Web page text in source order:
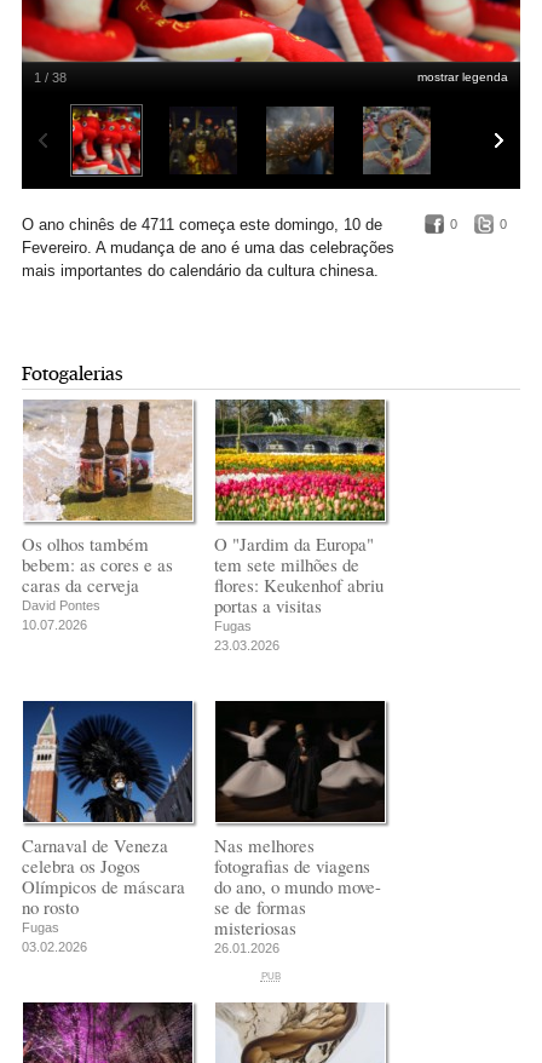
mostrar legenda
1 / 38
0 0
O ano chinês de 4711 começa este domingo, 10 de
Fevereiro. A mudança de ano é uma das celebrações
mais importantes do calendário da cultura chinesa.
Fotogalerias
Os olhos também
bebem: as cores e as
caras da cerveja
David Pontes
10.07.2026
O "Jardim da Europa"
tem sete milhões de
flores: Keukenhof abriu
portas a visitas
Fugas
23.03.2026
Carnaval de Veneza
celebra os Jogos
Olímpicos de máscara
no rosto
Fugas
03.02.2026
Nas melhores
fotografias de viagens
do ano, o mundo move-
se de formas
misteriosas
26.01.2026
PUB
PUB
PUB